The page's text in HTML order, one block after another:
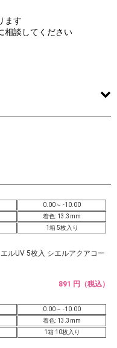
ます
相談してください
0.00～ -10.00
着色: 13.3mm
1箱 5枚入り
ルUV 5枚入 シエルアクアコー
891 円（税込）
0.00～ -10.00
着色: 13.3mm
1箱 10枚入り